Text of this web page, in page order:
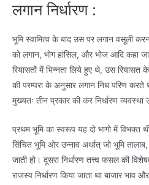
लगान निर्धारण :
भूमि स्वामित्व के बाद उस पर लगान वसूली
को लगान, भोग हांसिल, और भोज आदि कहा
रियासतों में भिन्नता लिये हुए थे, उस रियासत
की परम्परा के अनुसार लगान निध परिण करते
मुख्यतः तीन प्रकार की कर निर्धारण व्यवस्था
प्रथम भूमि का स्वरूप यह दो भागो में विभक्त
सिंचित भूमि ओर उन्नाव अर्थात् जो भूमि
जाती हो। दूसरा निर्धारण तत्त्व फसल की
राजस्व निर्धारण किया जाता था बाजार भाव